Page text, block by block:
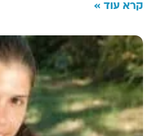
קרא עוד »